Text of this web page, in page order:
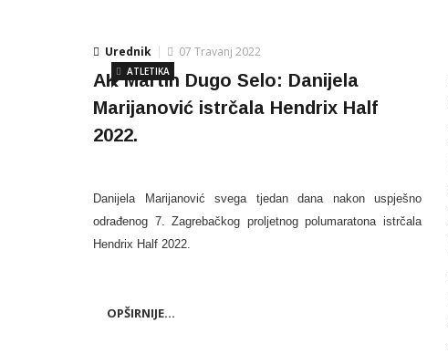
Urednik
ATLETIKA
07 Travanj 2022
AK Martin Dugo Selo: Danijela
Marijanović istrčala Hendrix Half
2022.
Danijela Marijanović svega tjedan dana nakon uspješno
odrađenog 7. Zagrebačkog proljetnog polumaratona istrčala
Hendrix Half 2022.
OPŠIRNIJE...